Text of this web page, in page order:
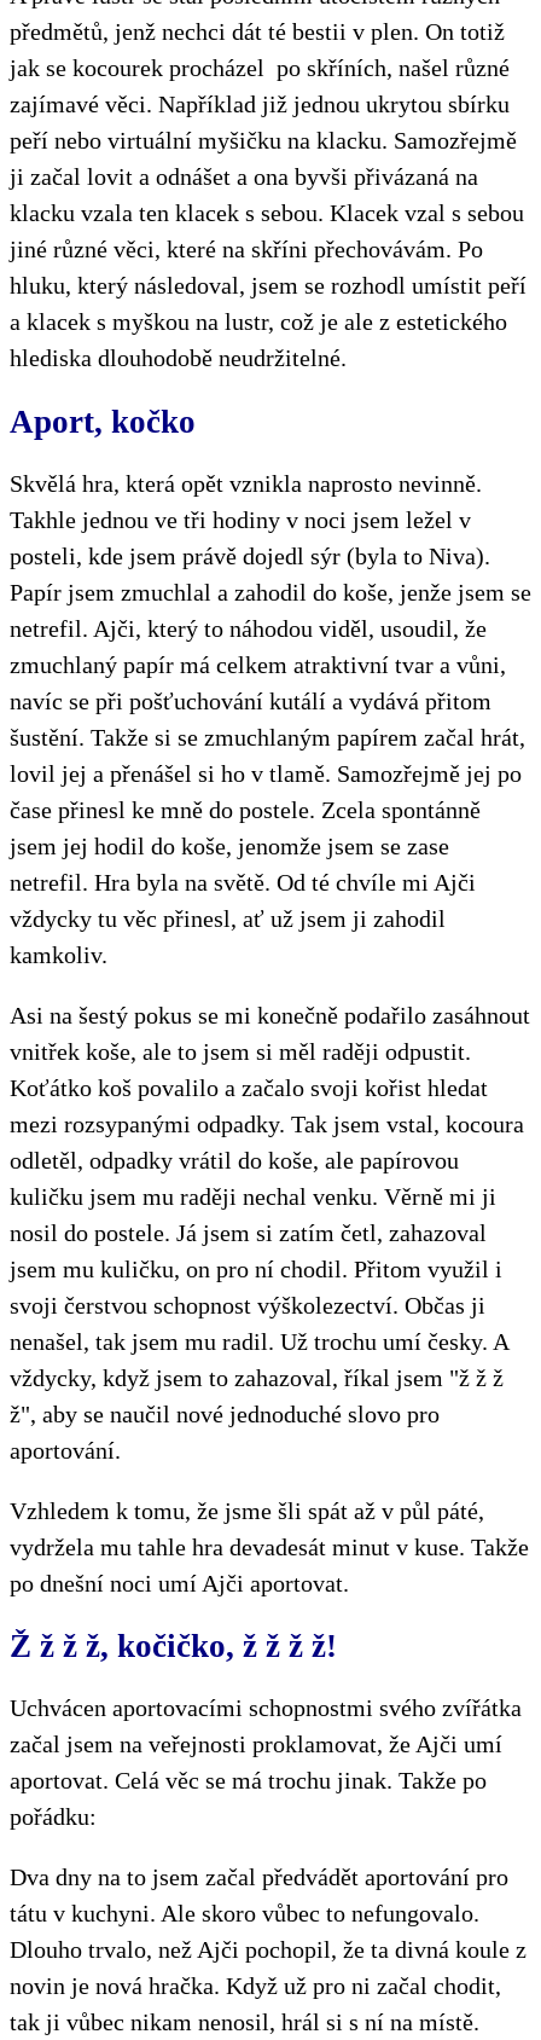
předmětů, jenž nechci dát té bestii v plen. On totiž
jak se kocourek procházel po skříních, našel různé
zajímavé věci. Například již jednou ukrytou sbírku
peří nebo virtuální myšičku na klacku. Samozřejmě
ji začal lovit a odnášet a ona byvši přivázaná na
klacku vzala ten klacek s sebou. Klacek vzal s sebou
jiné různé věci, které na skříni přechovávám. Po
hluku, který následoval, jsem se rozhodl umístit peří
a klacek s myškou na lustr, což je ale z estetického
hlediska dlouhodobě neudržitelné.
Aport, kočko
Skvělá hra, která opět vznikla naprosto nevinně.
Takhle jednou ve tři hodiny v noci jsem ležel v
posteli, kde jsem právě dojedl sýr (byla to Niva).
Papír jsem zmuchlal a zahodil do koše, jenže jsem se
netrefil. Ajči, který to náhodou viděl, usoudil, že
zmuchlaný papír má celkem atraktivní tvar a vůni,
navíc se při pošťuchování kutálí a vydává přitom
šustění. Takže si se zmuchlaným papírem začal hrát,
lovil jej a přenášel si ho v tlamě. Samozřejmě jej po
čase přinesl ke mně do postele. Zcela spontánně
jsem jej hodil do koše, jenomže jsem se zase
netrefil. Hra byla na světě. Od té chvíle mi Ajči
vždycky tu věc přinesl, ať už jsem ji zahodil
kamkoliv.
Asi na šestý pokus se mi konečně podařilo zasáhnout
vnitřek koše, ale to jsem si měl raději odpustit.
Koťátko koš povalilo a začalo svoji kořist hledat
mezi rozsypanými odpadky. Tak jsem vstal, kocoura
odletěl, odpadky vrátil do koše, ale papírovou
kuličku jsem mu raději nechal venku. Věrně mi ji
nosil do postele. Já jsem si zatím četl, zahazoval
jsem mu kuličku, on pro ní chodil. Přitom využil i
svoji čerstvou schopnost výškolezectví. Občas ji
nenašel, tak jsem mu radil. Už trochu umí česky. A
vždycky, když jsem to zahazoval, říkal jsem "ž ž ž
ž", aby se naučil nové jednoduché slovo pro
aportování.
Vzhledem k tomu, že jsme šli spát až v půl páté,
vydržela mu tahle hra devadesát minut v kuse. Takže
po dnešní noci umí Ajči aportovat.
Ž ž ž ž, kočičko, ž ž ž ž!
Uchvácen aportovacími schopnostmi svého zvířátka
začal jsem na veřejnosti proklamovat, že Ajči umí
aportovat. Celá věc se má trochu jinak. Takže po
pořádku:
Dva dny na to jsem začal předvádět aportování pro
tátu v kuchyni. Ale skoro vůbec to nefungovalo.
Dlouho trvalo, než Ajči pochopil, že ta divná koule z
novin je nová hračka. Když už pro ni začal chodit,
tak ji vůbec nikam nenosil, hrál si s ní na místě.